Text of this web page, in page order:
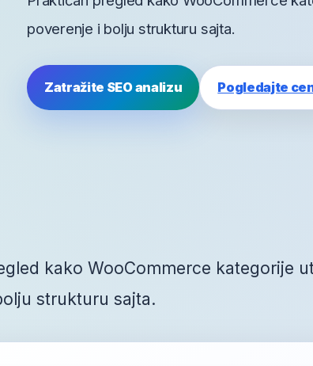
poverenje i bolju strukturu sajta.
Zatražite SEO analizu Pogledajte
kako WooCommerce kategorije
strukturu sajta.